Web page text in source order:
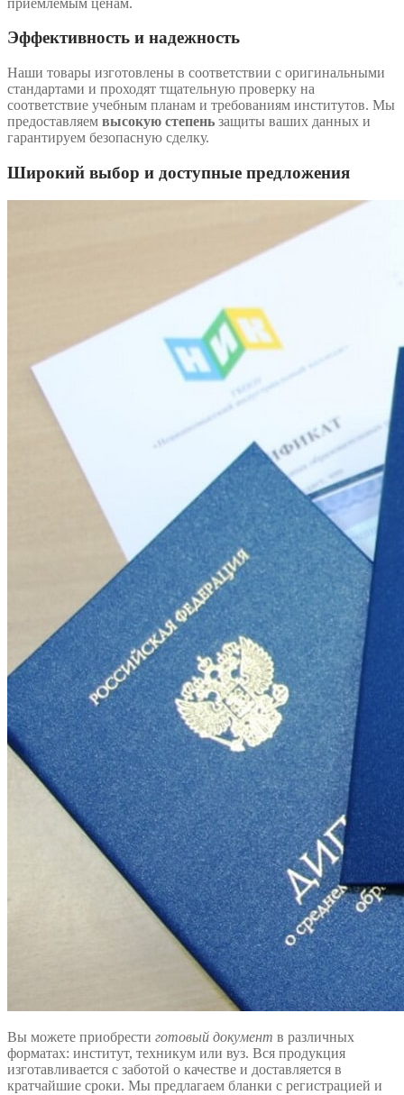
Эффективность и надежность
Наши товары изготовлены в соответствии с оригинальными
стандартами и проходят тщательную проверку на
соответствие учебным планам и требованиям институтов. Мы
предоставляем высокую степень защиты ваших данных и
гарантируем безопасную сделку.
Широкий выбор и доступные предложения
Вы можете приобрести готовый документ в различных
форматах: институт, техникум или вуз. Вся продукция
изготавливается с заботой о качестве и доставляется в
кратчайшие сроки. Мы предлагаем бланки с регистрацией и